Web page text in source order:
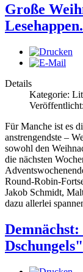
Große
Details
Kategorie:
Für Manche ist es
anstrengendste –
sowohl den
die nächsten
Round-Robin-
Jakob Schmidt,
dazu allerlei
Dschungels"